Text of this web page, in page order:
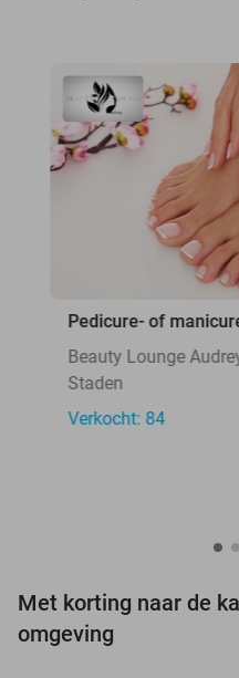
Pedicure- of
Beauty Lounge
Staden
Verkocht: 84
Met korting naar de
omgeving